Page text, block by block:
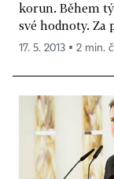
korun. Během
své hodnoty. Za
17. 5. 2013 ▪ 2 min.